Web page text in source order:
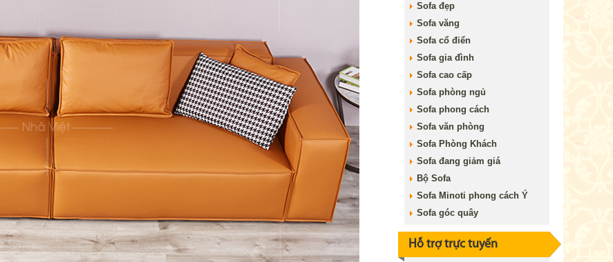
Sofa đẹp
Sofa văng
Sofa cổ điển
Sofa gia đình
Sofa cao cấp
Sofa phòng ngủ
Sofa phong cách
Sofa văn phòng
Sofa Phòng Khách
Sofa đang giảm giá
Bộ Sofa
Sofa Minoti phong cách Ý
Sofa góc quây
Hỗ trợ trực tuyến